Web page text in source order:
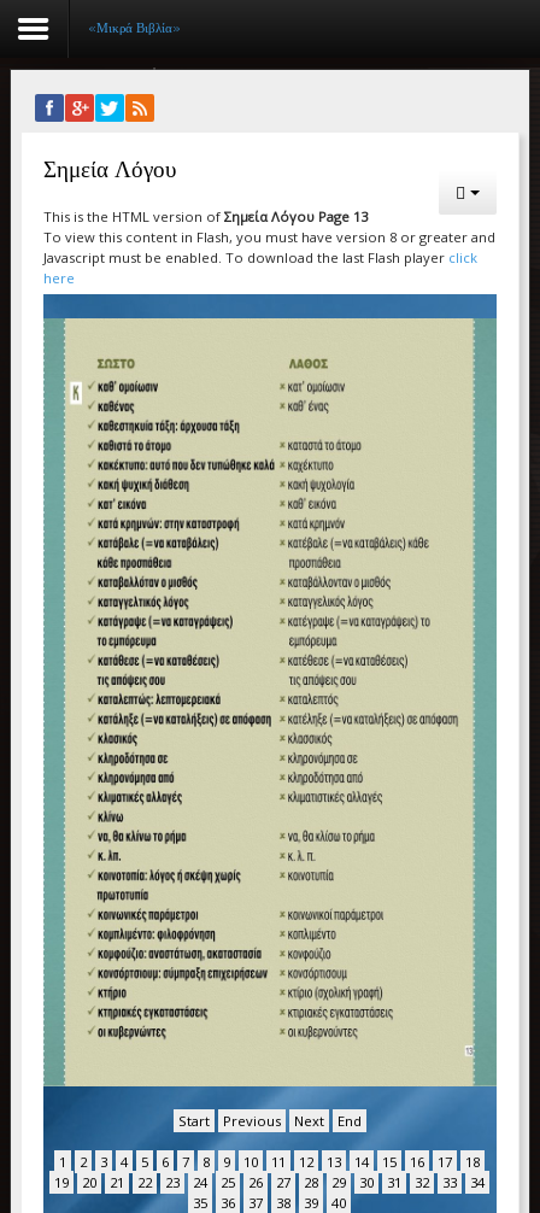
Αρχική
Βιογραφικό
Συγγραφικό έργο
Εργασίες
Ιστορίες Επιτυχίας
Επιτυχόντες
Διακρίσεις
«Μικρά Βιβλία»
Ο χώρος μας
«Μικρά Βιβλία»
Σημεία Λόγου
This is the HTML version of Σημεία Λόγου Page 13
To view this content in Flash, you must have version 8 or greater and
Javascript must be enabled. To download the last Flash player click
here
Start Previous Next End
1 2 3 4 5 6 7 8 9 10 11 12 13 14 15 16 17
18
19
20 21 22 23 24 25 26 27 28 29 30 31 32 33
34
35
36 37 38 39 40